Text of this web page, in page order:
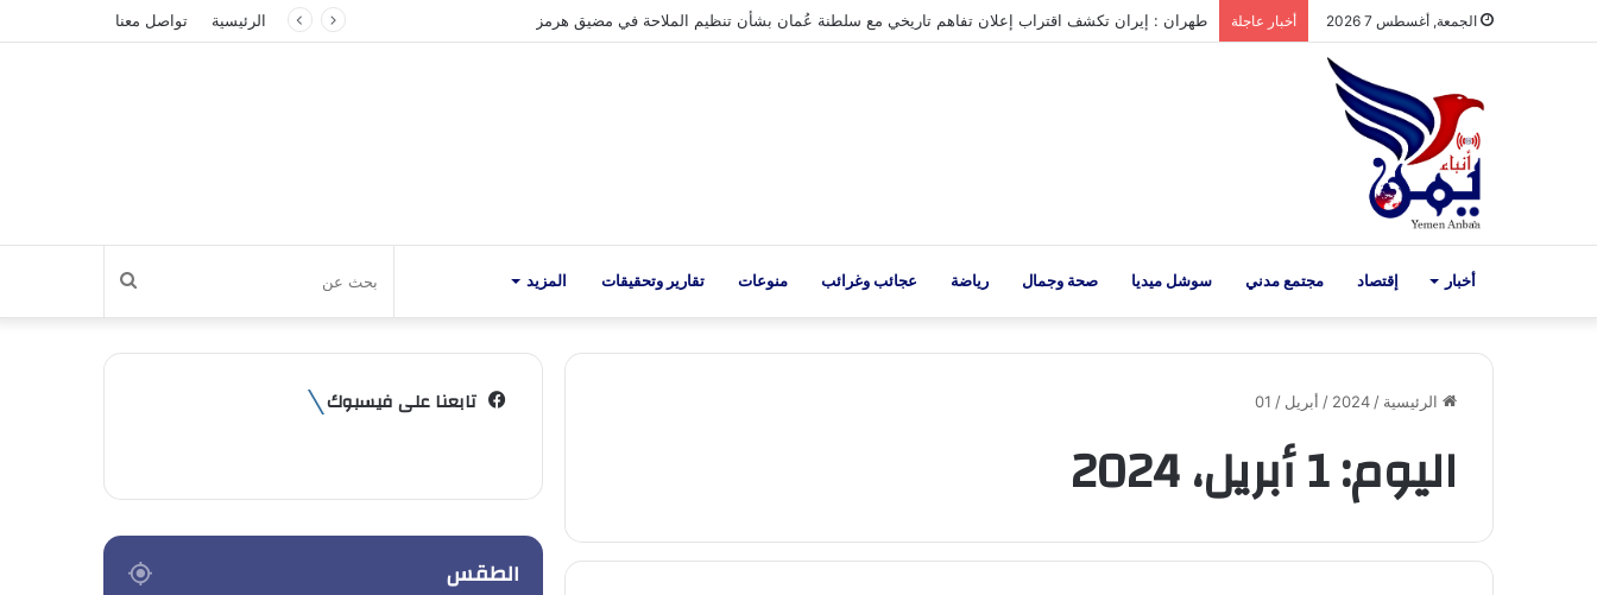
الجمعة, أغسطس 7 2026 أخبار عاجلة طهران : إيران تكشف اقتراب إعلان تفاهم تاريخي مع سلطنة عُمان بشأن تنظيم الملاحة في مضيق هرمز الرئيسية تواصل معنا
أخبار إقتصاد مجتمع مدني سوشل ميديا صحة وجمال رياضة عجائب وغرائب منوعات تقارير وتحقيقات المزيد
عن
الرئيسية /
2024
/ أبريل /
01
اليوم:1 أبريل، 2024
تابعنا على فيسبوك
الطقس